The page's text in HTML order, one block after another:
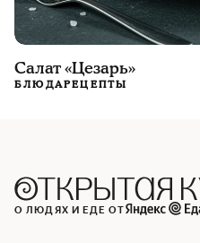
Салат «Цезарь»
БЛЮДАРЕЦЕПТЫ
О ЛЮДЯХ И ЕДЕ ОТ